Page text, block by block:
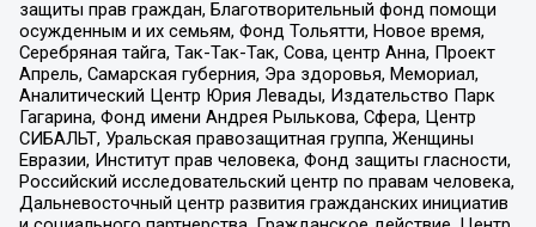
защиты прав граждан, Благотворительный фонд помощи
осужденным и их семьям, Фонд Тольятти, Новое время,
Серебряная тайга, Так-Так-Так, Сова, центр Анна, Проект
Апрель, Самарская губерния, Эра здоровья, Мемориал,
Аналитический Центр Юрия Левады, Издательство Парк
Гагарина, Фонд имени Андрея Рылькова, Сфера, Центр
СИБАЛЬТ, Уральская правозащитная группа, Женщины
Евразии, Институт прав человека, Фонд защиты гласности,
Российский исследовательский центр по правам человека,
Дальневосточный центр развития гражданских инициатив